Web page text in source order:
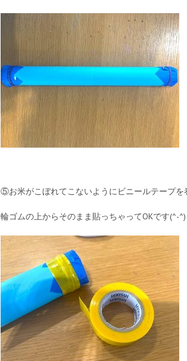
⑤お米がこぼれてこないようにビニールテープを
輪ゴムの上からそのまま貼っちゃってOKです(^-^)